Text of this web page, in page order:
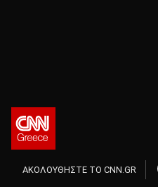
ΑΚΟΛΟΥΘΗΣΤΕ ΤΟ CNN.GR